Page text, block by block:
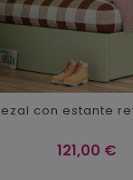
con estante
Precio
121,00 €